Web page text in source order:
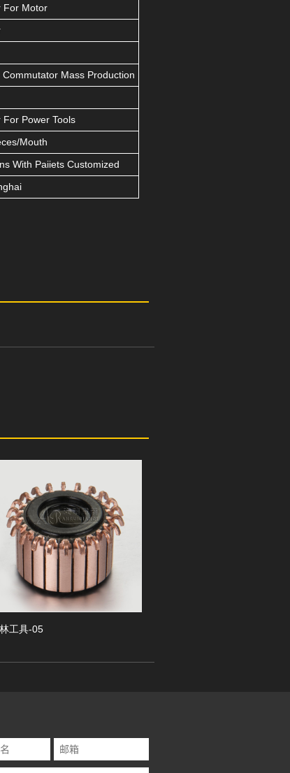
For Motor
Mass Production
Power Tools
Mouth
With Paiiets Customized
-05